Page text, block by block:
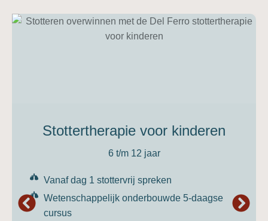
Stottertherapie voor kinderen
6 t/m 12 jaar
Vanaf dag 1 stottervrij spreken
Wetenschappelijk onderbouwde 5-daagse
cursus